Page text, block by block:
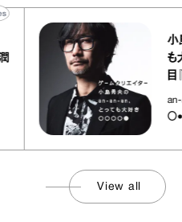
小島秀夫
も大好
目『内視
an-an-an
View all